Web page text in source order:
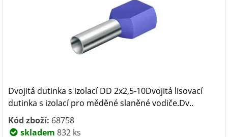
Dvojitá dutinka s izolací DD 2x2,5-10Dvojitá lisovací
dutinka s izolací pro měděné slaněné vodiče.Dv..
Kód zboží: 68758
skladem 832 ks